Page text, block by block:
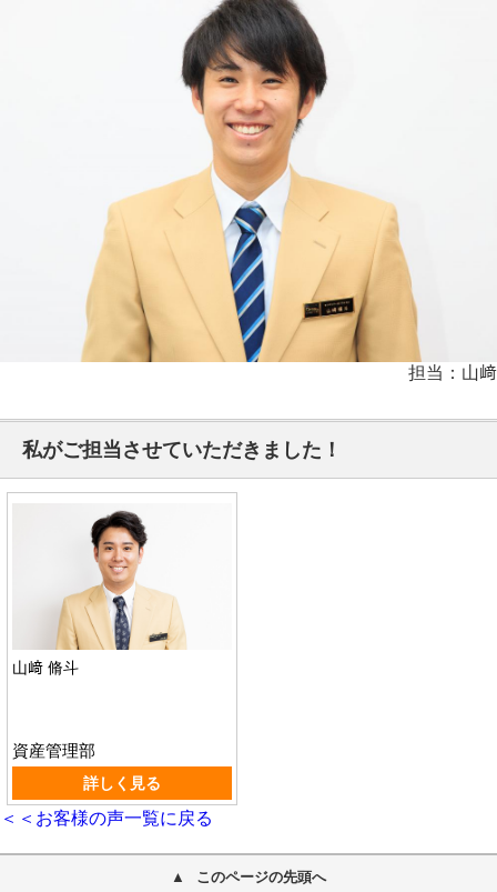
担当：山﨑
私がご担当させていただきました！
山﨑 脩斗
資産管理部
詳しく見る
＜＜お客様の声一覧に戻る
このページの先頭へ